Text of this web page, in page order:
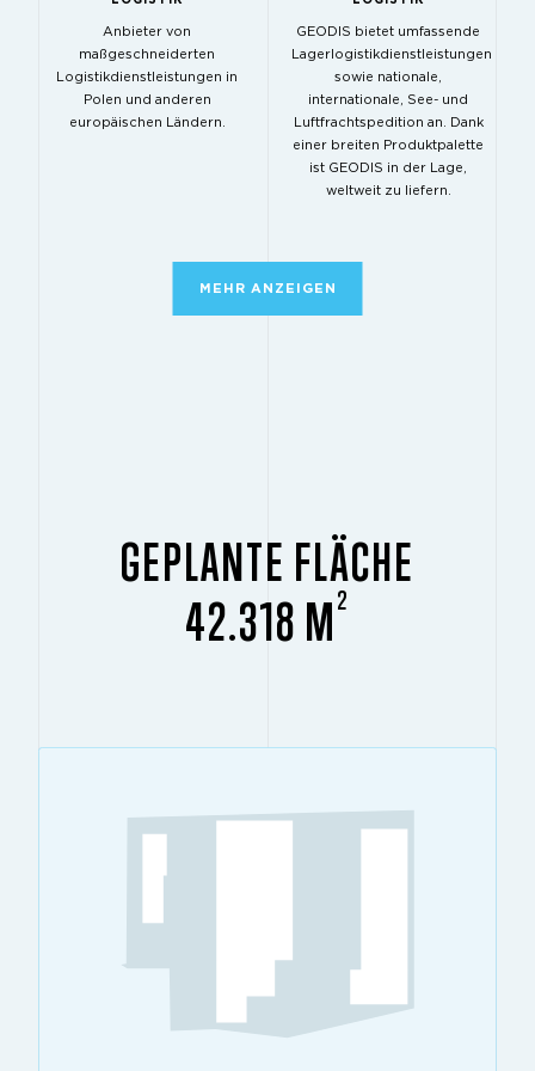
Anbieter von
maßgeschneiderten
Logistikdienstleistungen in
Polen und anderen
europäischen Ländern.
GEODIS bietet umfassende
Lagerlogistikdienstleistungen
sowie nationale,
internationale, See- und
Luftfrachtspedition an. Dank
einer breiten Produktpalette
ist GEODIS in der Lage,
weltweit zu liefern.
MEHR ANZEIGEN
GEPLANTE FLÄCHE
42.318 M 2